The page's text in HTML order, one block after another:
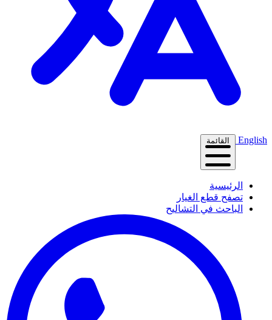
English القائمة
الرئيسية
تصفح قطع الغيار
الباحث في التشاليح